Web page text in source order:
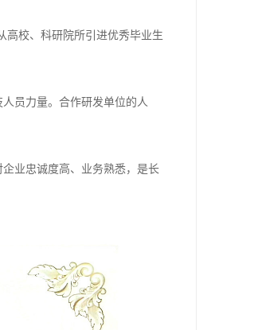
高校、科研院所引进优秀毕业生
员力量。合作研发单位的人
业忠诚度高、业务熟悉，是长